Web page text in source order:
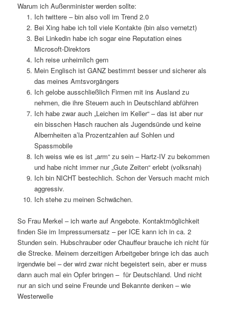
Warum ich Außenminister werden sollte:
Ich twittere – bin also voll im Trend 2.0
Bei Xing habe ich toll viele Kontakte (bin also vernetzt)
Bei Linkedin habe ich sogar eine Reputation eines
Microsoft-Direktors
Ich reise unheimlich gern
Mein Englisch ist GANZ bestimmt besser und sicherer als
das meines Amtsvorgängers
Ich gelobe ausschließlich Firmen mit ins Ausland zu
nehmen, die ihre Steuern auch in Deutschland abführen
Ich habe zwar auch „Leichen im Keller“ – das ist aber nur
ein bisschen Hasch rauchen als Jugendsünde und keine
Albernheiten a’la Prozentzahlen auf Sohlen und
Spassmobile
Ich weiss wie es ist „arm“ zu sein – Hartz-IV zu bekommen
und habe nicht immer nur „Gute Zeiten“ erlebt (volksnah)
Ich bin NICHT bestechlich. Schon der Versuch macht mich
aggressiv.
Ich stehe zu meinen Schwächen.
So Frau Merkel – ich warte auf Angebote. Kontaktmöglichkeit
finden Sie im Impressumersatz – per ICE kann ich in ca. 2
Stunden sein. Hubschrauber oder Chauffeur brauche ich nicht für
die Strecke. Meinem derzeitigen Arbeitgeber bringe ich das auch
irgendwie bei – der wird zwar nicht begeistert sein, aber er muss
dann auch mal ein Opfer bringen – für Deutschland. Und nicht
nur an sich und seine Freunde und Bekannte denken – wie
Westerwelle